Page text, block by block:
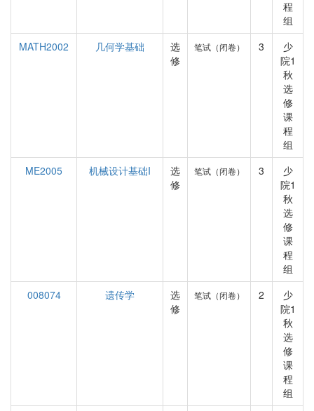
程
组
MATH2002
几何学基础
选
修
笔试（闭卷） 3
少
院1
秋
选
修
课
程
组
ME2005
机械设计基础I
选
修
笔试（闭卷） 3
少
院1
秋
选
修
课
程
组
008074
遗传学
选
修
笔试（闭卷） 2
少
院1
秋
选
修
课
程
组